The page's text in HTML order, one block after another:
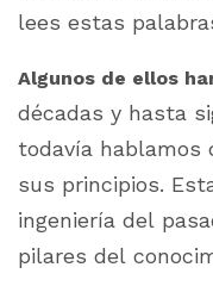
lees estas
Algunos de ellos
décadas y hasta
todavía hablamos
sus principios.
ingeniería del
pilares del